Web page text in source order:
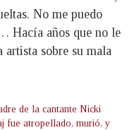
No me puedo
Hacía años que no le
artista sobre su mala
de la cantante Nicki
fue atropellado, murió, y